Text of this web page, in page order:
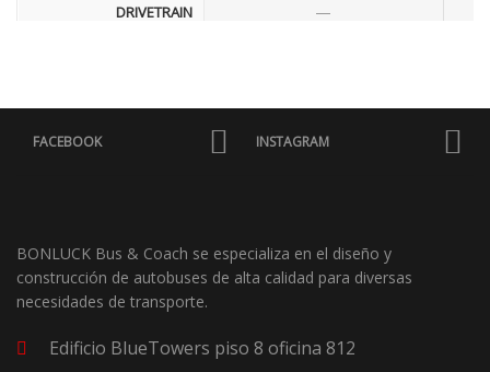
DRIVETRAIN —
FUEL ECONOMY —
EXTERIOR COLOR —
NÚMERO DE INVENTARIO —
NÚMERO VIN —
TIPO DE COMBUSTIBLE —
FACEBOOK INSTAGRAM
BONLUCK Bus & Coach se especializa en el diseño y
construcción de autobuses de alta calidad para diversas
necesidades de transporte.
Edificio BlueTowers piso 8 oficina 812